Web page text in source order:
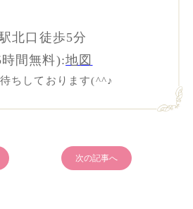
北口徒歩5分
間無料):地図
ちしております(^^♪
次の記事へ